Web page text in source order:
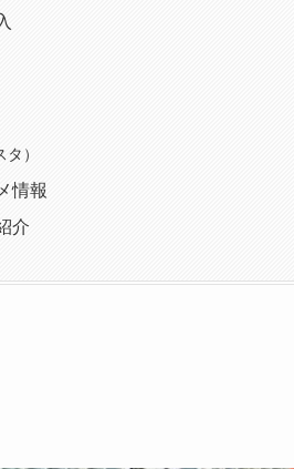
）
情報
介